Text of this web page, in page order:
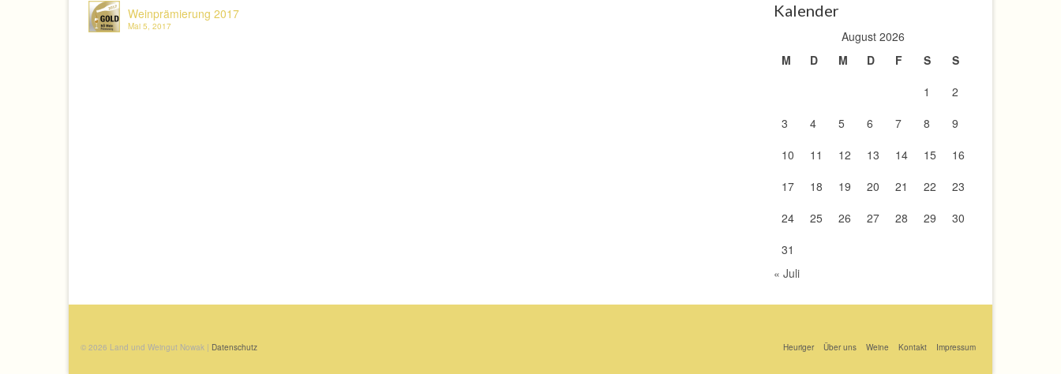
Weinprämierung 2017
Mai 5, 2017
Kalender
August 2026
M
D M D F S
S
1
2
3
4 5 6 7 8
9
10
11 12 13 14 15
16
17
18 19 20 21 22
23
24
25 26 27 28 29
30
31
« Juli
Heuriger Über uns Weine Kontakt Impressum
© 2026 Land und Weingut Nowak | Datenschutz